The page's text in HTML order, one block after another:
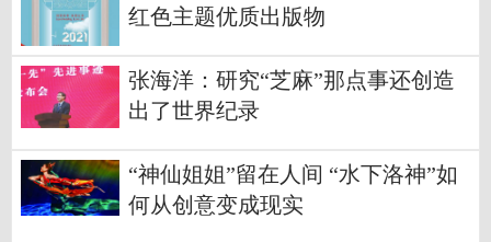
红色主题优质出版物
张海洋：研究“芝麻”那点事还创造
出了世界纪录
“神仙姐姐”留在人间 “水下洛神”如
何从创意变成现实